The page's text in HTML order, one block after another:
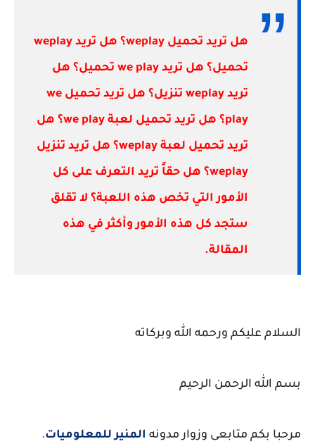
هل تريد تحميل weplay؟ هل تريد weplay
تحميل؟ هل تريد we play تحميل؟ هل
تريد weplay تنزيل؟ هل تريد تحميل we
play؟ هل تريد تحميل لعبة we play؟ هل
تريد تحميل لعبة weplay؟ هل تريد تنزيل
weplay؟ هل حقاً تريد التعرف على كل
الأمور التي تخص هذه اللعبة؟ لا تقلق
ستجد كل هذه الأمور وأكثر في هذه
المقالة.
السلام عليكم ورحمه الله وبركاته
بسم الله الرحمن الرحيم
مرحبا بكم متابعى وزوار مدونه المنير للمعلوميات.